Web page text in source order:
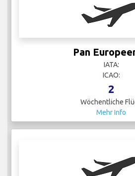
Pan
IATA:
ICAO:
2
Wöchentliche
Mehr Info